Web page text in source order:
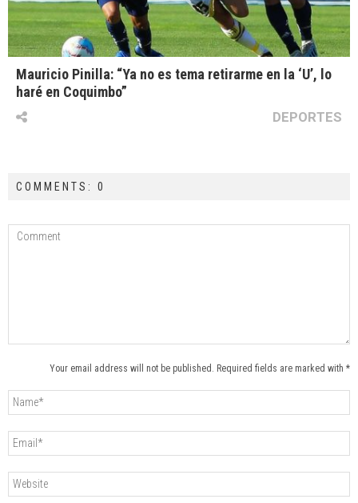
Mauricio Pinilla: “Ya no es tema retirarme en la ‘U’, lo
haré en Coquimbo”
DEPORTES
COMMENTS: 0
Your email address will not be published. Required fields are marked with *